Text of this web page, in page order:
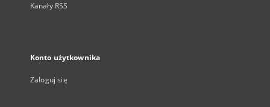
Kanały RSS
Konto użytkownika
Zaloguj się